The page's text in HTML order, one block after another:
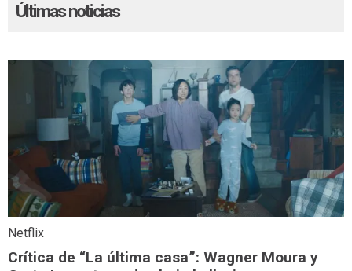
Últimas noticias
Netflix
Crítica de “La última casa”: Wagner Moura y